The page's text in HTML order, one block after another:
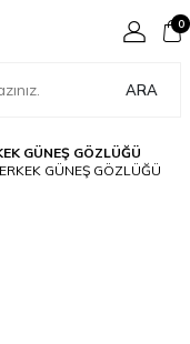
ARA
0
GÜNEŞ GÖZLÜĞÜ
GÜNEŞ GÖZLÜĞÜ